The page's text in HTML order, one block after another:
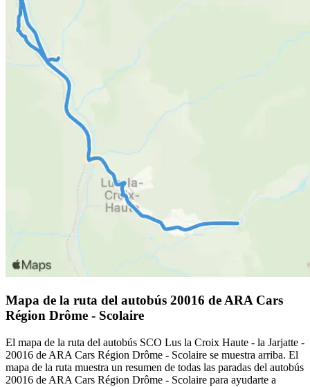
Mapa de la ruta del autobús 20016 de ARA Cars
Région Drôme - Scolaire
El mapa de la ruta del autobús SCO Lus la Croix Haute - la Jarjatte -
20016 de ARA Cars Région Drôme - Scolaire se muestra arriba. El
mapa de la ruta muestra un resumen de todas las paradas del autobús
20016 de ARA Cars Région Drôme - Scolaire para ayudarte a